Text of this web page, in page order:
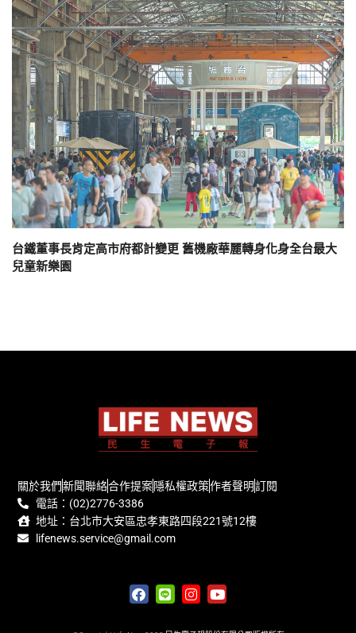
台鐵董事長肯定高市府都計變更 舊機廠華麗轉身化身全台最大
兒童新樂園
關於我們新聞聯絡合作提案隱私權政策作者聲明訂閱
電話：(02)2776-3386
地址：台北市大安區忠孝東路四段221號12樓
lifenews.service@gmail.com